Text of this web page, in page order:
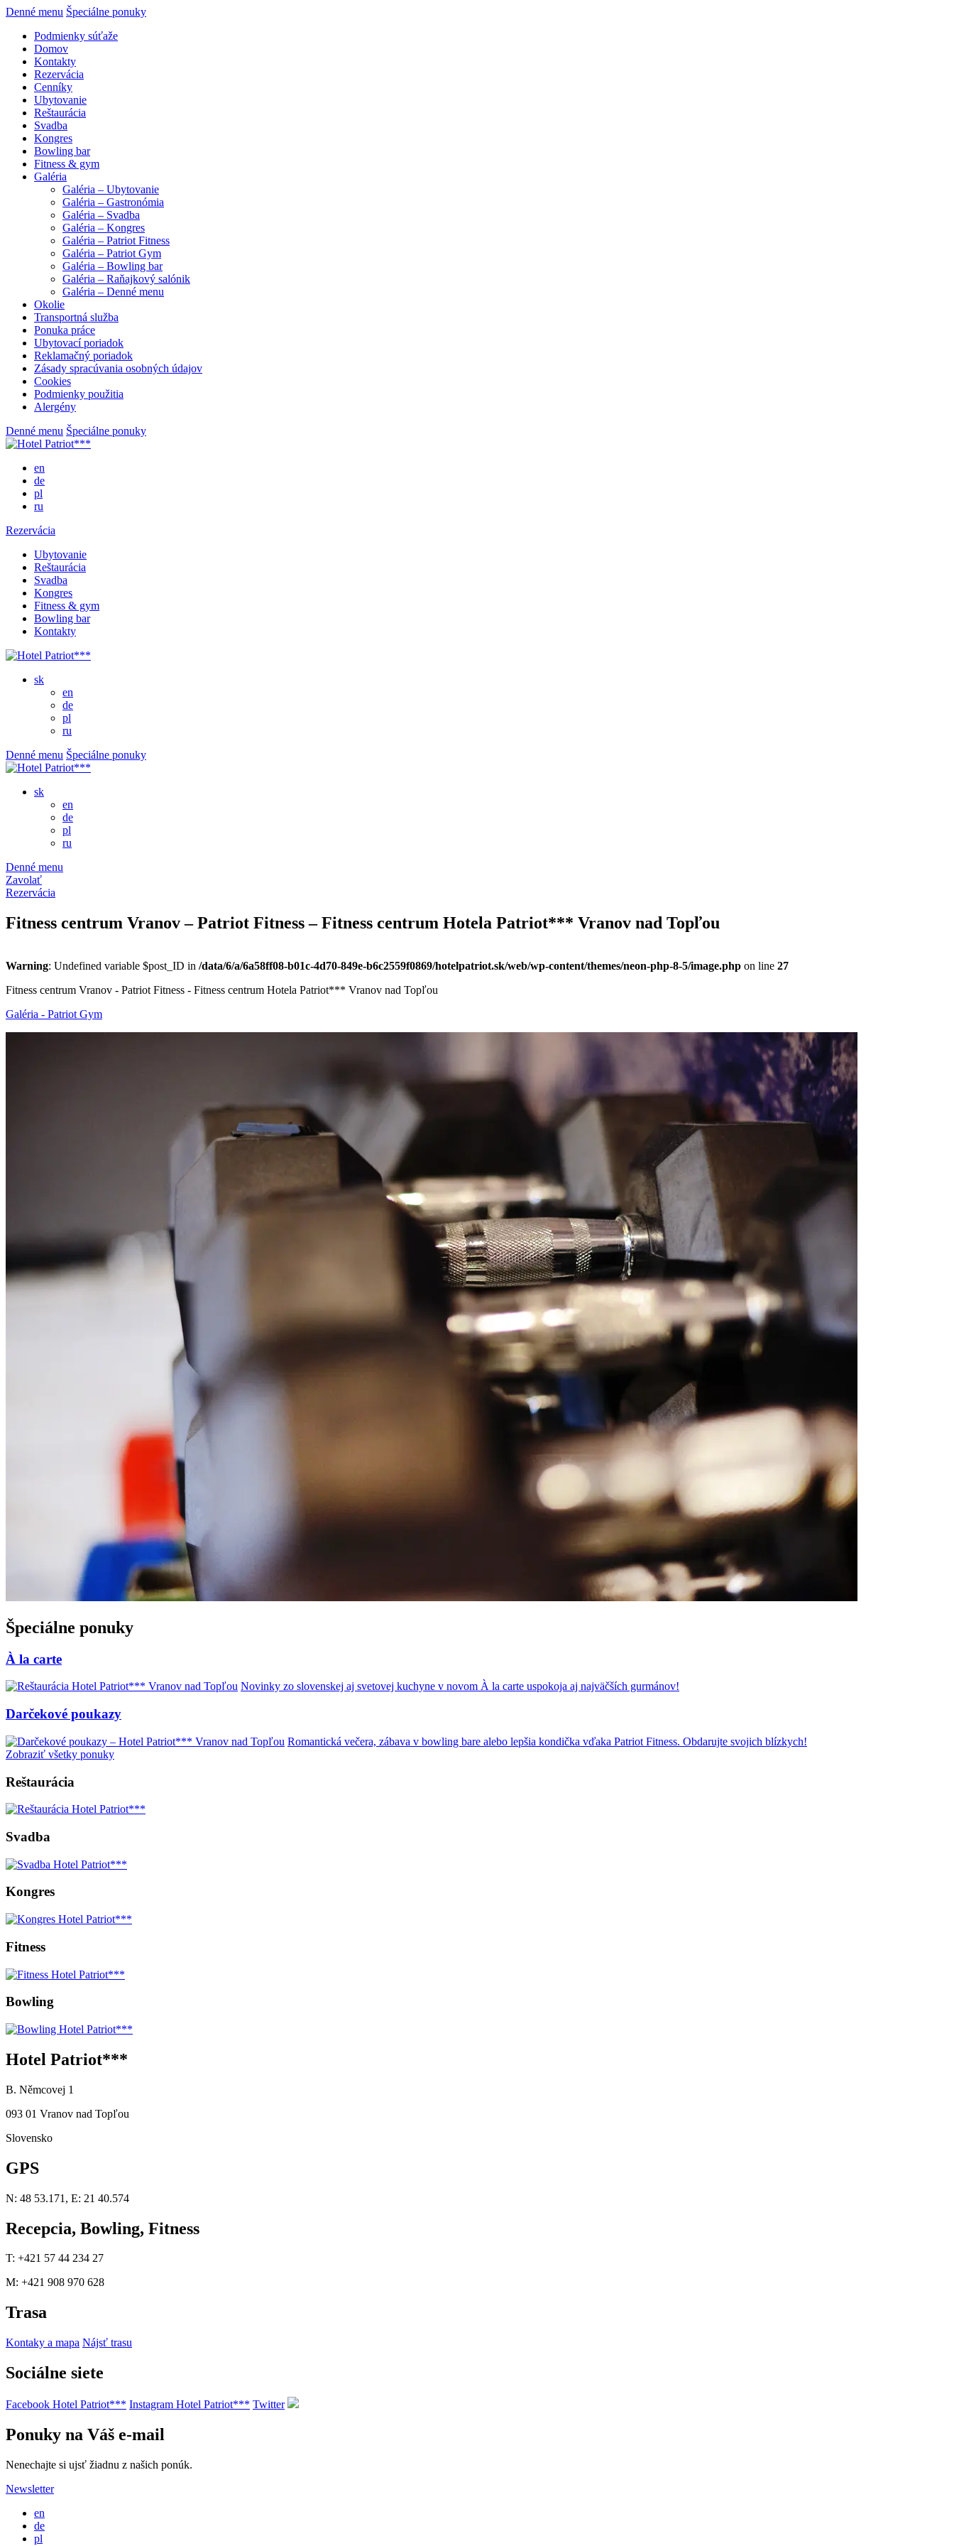
Denné menu Špeciálne ponuky
Podmienky súťaže
Domov
Kontakty
Rezervácia
Cenníky
Ubytovanie
Reštaurácia
Svadba
Kongres
Bowling bar
Fitness & gym
Galéria
Galéria – Ubytovanie
Galéria – Gastronómia
Galéria – Svadba
Galéria – Kongres
Galéria – Patriot Fitness
Galéria – Patriot Gym
Galéria – Bowling bar
Galéria – Raňajkový salónik
Galéria – Denné menu
Okolie
Transportná služba
Ponuka práce
Ubytovací poriadok
Reklamačný poriadok
Zásady spracúvania osobných údajov
Cookies
Podmienky použitia
Alergény
Denné menu Špeciálne ponuky
en
de
pl
ru
Rezervácia
Ubytovanie
Reštaurácia
Svadba
Kongres
Fitness & gym
Bowling bar
Kontakty
sk
en
de
pl
ru
Denné menu Špeciálne ponuky
sk
en
de
pl
ru
Denné menu
Zavolať
Rezervácia
Fitness centrum Vranov – Patriot Fitness – Fitness centrum Hotela Patriot*** Vranov nad Topľou
Warning: Undefined variable $post_ID in /data/6/a/6a58ff08-b01c-4d70-849e-b6c2559f0869/hotelpatriot.sk/web/wp-content/themes/neon-php-8-5/image.php on line 27
Fitness centrum Vranov - Patriot Fitness - Fitness centrum Hotela Patriot*** Vranov nad Topľou
Galéria - Patriot Gym
Špeciálne ponuky
À la carte
Novinky zo slovenskej aj svetovej kuchyne v novom À la carte uspokoja aj najväčších gurmánov!
Darčekové poukazy
Romantická večera, zábava v bowling bare alebo lepšia kondička vďaka Patriot Fitness. Obdarujte svojich blízkych!
Zobraziť všetky ponuky
Reštaurácia
Svadba
Kongres
Fitness
Bowling
Hotel Patriot***
B. Němcovej 1
093 01 Vranov nad Topľou
Slovensko
GPS
N: 48 53.171, E: 21 40.574
Recepcia, Bowling, Fitness
T: +421 57 44 234 27
M: +421 908 970 628
Trasa
Kontaky a mapa Nájsť trasu
Sociálne siete
Facebook Hotel Patriot*** Instagram Hotel Patriot*** Twitter
Ponuky na Váš e-mail
Nenechajte si ujsť žiadnu z našich ponúk.
Newsletter
en
de
pl